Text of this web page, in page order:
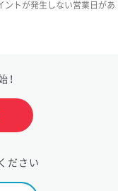
ントが発生しない営業日があ
ださい